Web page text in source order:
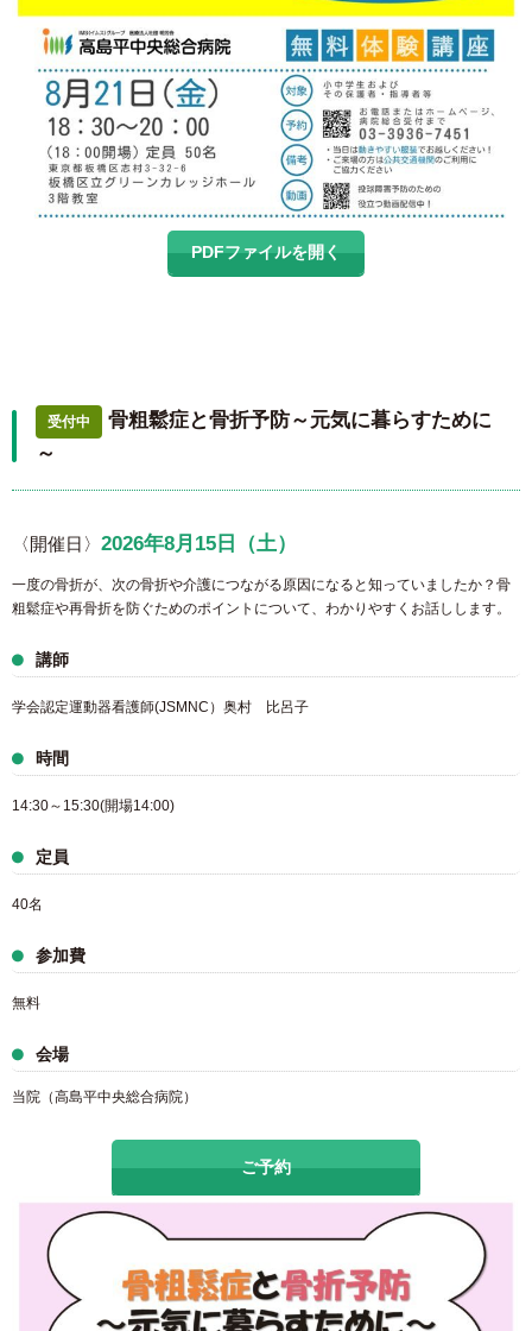
PDFファイルを開く
受付中
骨粗鬆症と骨折予防～元気に暮らすために
～
〈開催日〉 2026年8月15日（土）
一度の骨折が、次の骨折や介護につながる原因になると知っていましたか？骨
粗鬆症や再骨折を防ぐためのポイントについて、わかりやすくお話しします。
講師
学会認定運動器看護師(JSMNC）奥村 比呂子
時間
14:30～15:30(開場14:00)
定員
40名
参加費
無料
会場
当院（高島平中央総合病院）
ご予約